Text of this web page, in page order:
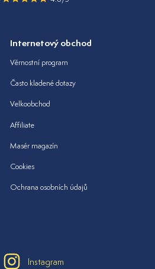
Internetový obchod
Věrnostní program
Často kladené dotazy
Velkoobchod
Affiliate
Masér magazín
Cookies
Ochrana osobních údajů
Instagram